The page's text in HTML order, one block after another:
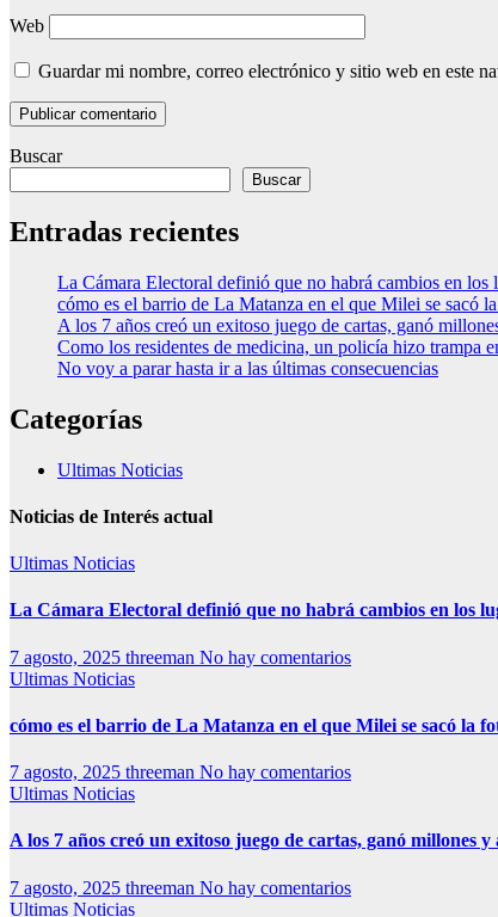
Web
Guardar mi nombre, correo electrónico y sitio web en este
Buscar
Buscar
Entradas recientes
La Cámara Electoral definió que no habrá cambios en los
cómo es el barrio de La Matanza en el que Milei se sacó
A los 7 años creó un exitoso juego de cartas, ganó
Como los residentes de medicina, un policía hizo trampa
No voy a parar hasta ir a las últimas consecuencias
Categorías
Ultimas Noticias
Noticias de Interés actual
Ultimas Noticias
La Cámara Electoral definió que no habrá cambios en los
7 agosto, 2025 threeman No hay comentarios
Ultimas Noticias
cómo es el barrio de La Matanza en el que Milei se sacó la
7 agosto, 2025 threeman No hay comentarios
Ultimas Noticias
A los 7 años creó un exitoso juego de cartas, ganó millones
7 agosto, 2025 threeman No hay comentarios
Ultimas Noticias